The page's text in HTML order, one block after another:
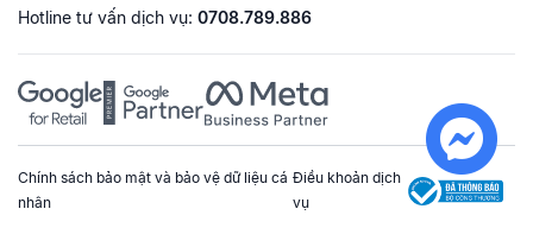
Hotline tư vấn dịch vụ: 0708.789.886
Chính sách bảo mật và bảo vệ dữ liệu cá
nhân
Điều khoản dịch
vụ